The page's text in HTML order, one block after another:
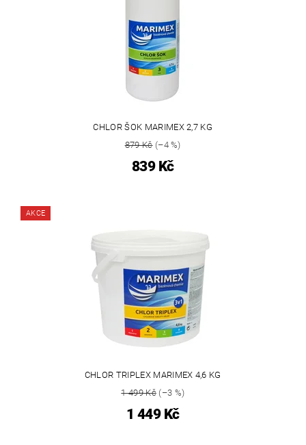
CHLOR ŠOK MARIMEX 2,7 KG
879 Kč(–4 %)
839 Kč
AKCE
CHLOR TRIPLEX MARIMEX 4,6 KG
1 499 Kč(–3 %)
1 449 Kč